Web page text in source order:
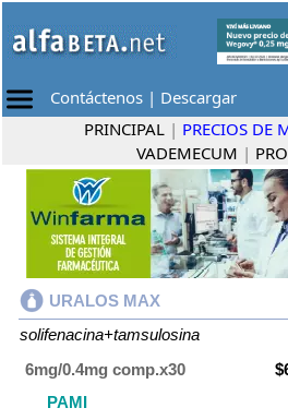
Contáctenos | Descargar
PRINCIPAL | PRECIOS DE
VADEMECUM |
URALOS MAX
solifenacina+tamsulosina
6mg/0.4mg comp.x30
PAMI